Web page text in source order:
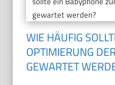
gewartet werden?
WIE HÄUFIG
OPTIMIERUNG
GEWARTET